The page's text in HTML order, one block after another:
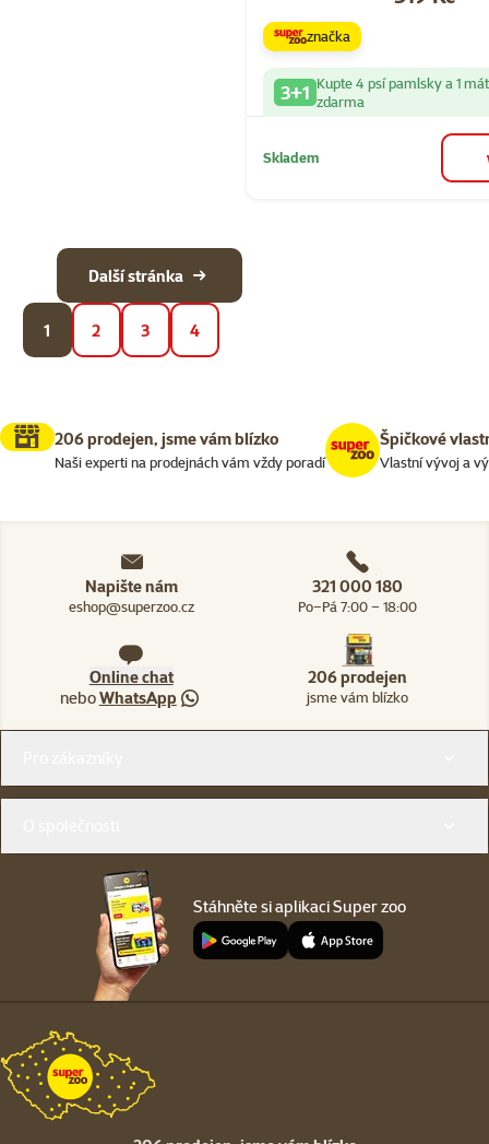
značka
3+1 Kupte 4 psí pamlsky a 1
zdarma
Skladem
1 2 3 4
Další stránka
206 prodejen, jsme vám blízko
Naši experti na prodejnách vám vždy poradí
Špičkové
Vlastní vývoj a
Napište nám
eshop@superzoo.cz
321 000 180
Po–Pá 7:00 – 18:00
Online chat
neboWhatsApp
206 prodejen
jsme vám blízko
Stáhněte si aplikaci Super zoo